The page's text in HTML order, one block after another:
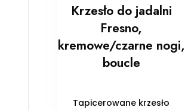
Krzesło do jadalni
Fresno,
kremowe/czarne nogi,
boucle
Tapicerowane krzesło